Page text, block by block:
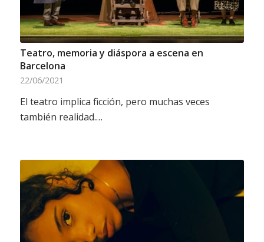
Teatro, memoria y diáspora a escena en
Barcelona
22/06/2021
El teatro implica ficción, pero muchas veces
también realidad.…